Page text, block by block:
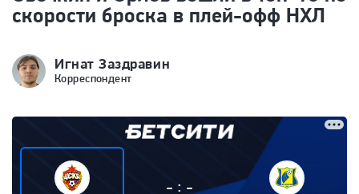
скорости броска в плей-офф НХЛ
Игнат Заздравин
Корреспондент
- : -